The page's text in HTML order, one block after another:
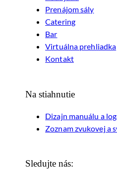
Prenájom sály
Catering
Bar
Virtuálna prehliadka
Kontakt
Na stiahnutie
Dizajn manuálu a
Zoznam zvukovej a
Sledujte nás: